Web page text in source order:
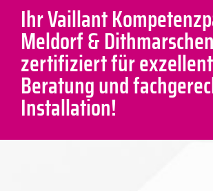
Ihr Vaillant
Meldorf &
zertifiziert für
Beratung und
Installation!